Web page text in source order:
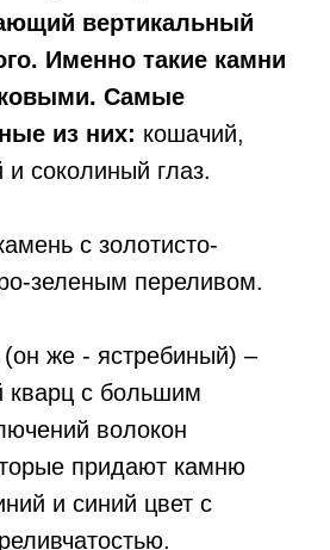
вертикальный
Именно такие камни
Самые
из них: кошачий,
соколиный глаз.
с золотисто-
зеленым переливом.
же - ястребиный) –
кварц с большим
волокон
придают камню
и синий цвет с